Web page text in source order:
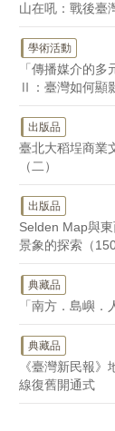
山在吼：戰後臺
學術活動
「傳播媒介的
Ⅱ：臺灣如何顯
出版品
臺北大稻埕商業
（二）
出版品
Selden Map與
景象的探索（
典藏品
「南方．島嶼．
典藏品
《臺灣新民報
線復舊開通式